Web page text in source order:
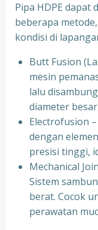
Pipa HDPE dapat
beberapa
kondisi di
Butt Fusion
mesin
lalu
diameter
Electrofusion
dengan
presisi tinggi,
Mechanical
Sistem
berat. Cocok
perawatan